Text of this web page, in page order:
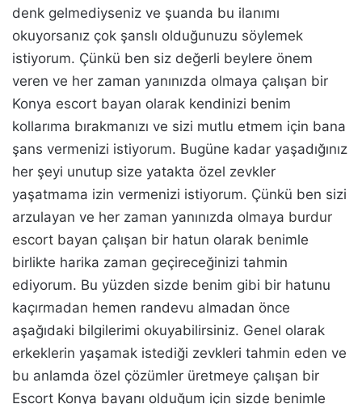
denk gelmediyseniz ve şuanda bu ilanımı
okuyorsanız çok şanslı olduğunuzu söylemek
istiyorum. Çünkü ben siz değerli beylere önem
veren ve her zaman yanınızda olmaya çalışan bir
Konya escort bayan olarak kendinizi benim
kollarıma bırakmanızı ve sizi mutlu etmem için bana
şans vermenizi istiyorum. Bugüne kadar yaşadığınız
her şeyi unutup size yatakta özel zevkler
yaşatmama izin vermenizi istiyorum. Çünkü ben sizi
arzulayan ve her zaman yanınızda olmaya burdur
escort bayan çalışan bir hatun olarak benimle
birlikte harika zaman geçireceğinizi tahmin
ediyorum. Bu yüzden sizde benim gibi bir hatunu
kaçırmadan hemen randevu almadan önce
aşağıdaki bilgilerimi okuyabilirsiniz. Genel olarak
erkeklerin yaşamak istediği zevkleri tahmin eden ve
bu anlamda özel çözümler üretmeye çalışan bir
Escort Konya bayanı olduğum için sizde benimle